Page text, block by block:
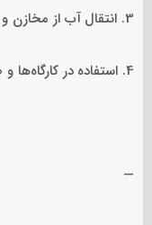
3. انتقال آب از مخازن و چاه‌های کم‌عمق
4. استفاده در کارگاه‌ها و صنایع سبک
—